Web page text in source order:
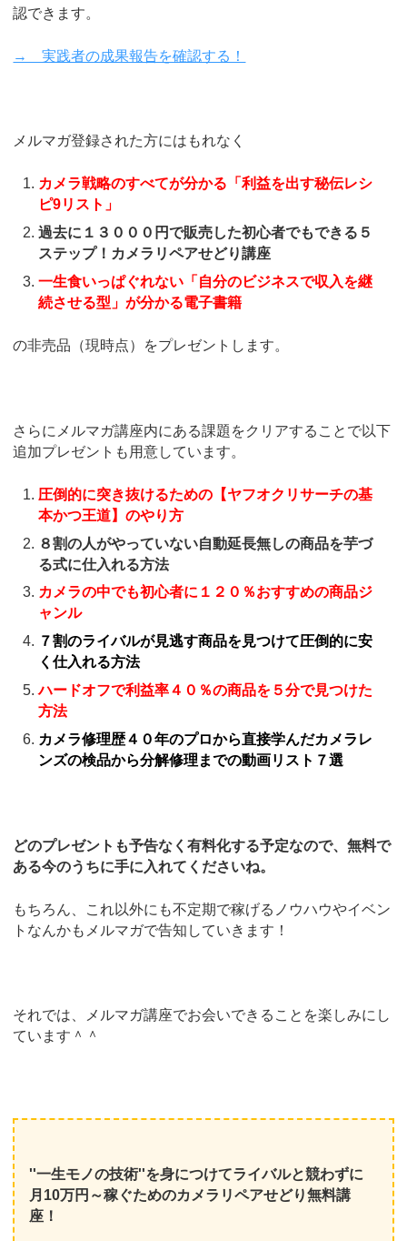
認できます。
→ 実践者の成果報告を確認する！
メルマガ登録された方にはもれなく
カメラ戦略のすべてが分かる「利益を出す秘伝レシ
ピ9リスト」
過去に１３０００円で販売した初心者でもできる５
ステップ！カメラリペアせどり講座
一生食いっぱぐれない「自分のビジネスで収入を継
続させる型」が分かる電子書籍
の非売品（現時点）をプレゼントします。
さらにメルマガ講座内にある課題をクリアすることで以下
追加プレゼントも用意しています。
圧倒的に突き抜けるための【ヤフオクリサーチの基
本かつ王道】のやり方
８割の人がやっていない自動延長無しの商品を芋づ
る式に仕入れる方法
カメラの中でも初心者に１２０％おすすめの商品ジ
ャンル
７割のライバルが見逃す商品を見つけて圧倒的に安
く仕入れる方法
ハードオフで利益率４０％の商品を５分で見つけた
方法
カメラ修理歴４０年のプロから直接学んだカメラレ
ンズの検品から分解修理までの動画リスト７選
どのプレゼントも予告なく有料化する予定なので、無料で
ある今のうちに手に入れてくださいね。
もちろん、これ以外にも不定期で稼げるノウハウやイベン
トなんかもメルマガで告知していきます！
それでは、メルマガ講座でお会いできることを楽しみにし
ています＾＾
''一生モノの技術''を身につけてライバルと競わずに
月10万円～稼ぐためのカメラリペアせどり無料講
座！